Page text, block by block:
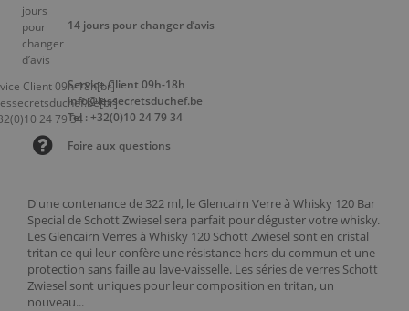
D'une contenance de 322 ml, le Glencairn Verre à Whisky 120 Bar
Special de Schott Zwiesel sera parfait pour déguster votre whisky.
Les Glencairn Verres à Whisky 120 Schott Zwiesel sont en cristal
tritan ce qui leur confère une résistance hors du commun et une
protection sans faille au lave-vaisselle. Les séries de verres Schott
Zwiesel sont uniques pour leur composition en tritan, un
nouveau...
14 jours pour changer d’avis
Service Client 09h-18h
info@lessecretsduchef.be
Tel : +32(0)10 24 79 34
Foire aux questions